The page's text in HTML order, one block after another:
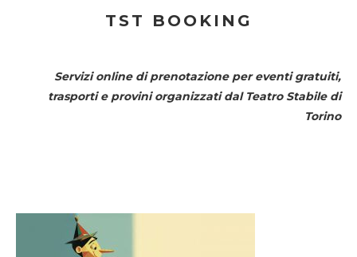
TST BOOKING
Servizi online di prenotazione per eventi gratuiti,
trasporti e provini organizzati dal Teatro Stabile di
Torino